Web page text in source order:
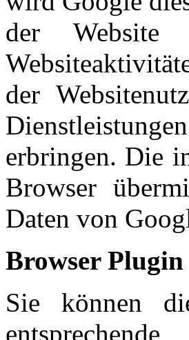
der Website
der
erbringen. Die
Browser
Daten von
Browser Plugin
Sie können